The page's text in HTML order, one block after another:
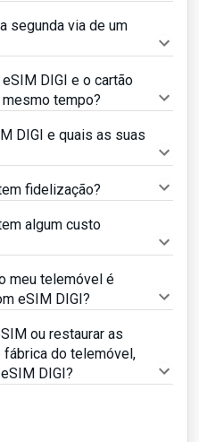
segunda via de um
DIGI e o cartão
tempo?
DIGI e quais as suas
fidelização?
algum custo
meu telemóvel é
eSIM DIGI?
ou restaurar as
do telemóvel,
DIGI?